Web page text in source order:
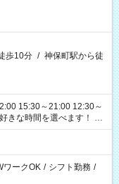
歩10分 / 神保町駅から徒
15:30～21:00 12:30～
ワークOK / シフト勤務 /